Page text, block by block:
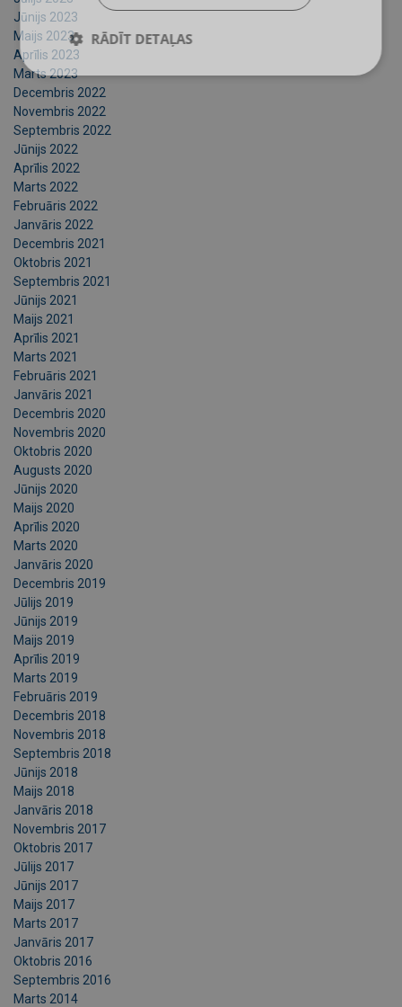
Jūnijs 2023
Maijs 2023
Aprīlis 2023
Marts 2023
Decembris 2022
Novembris 2022
Septembris 2022
Jūnijs 2022
Aprīlis 2022
Marts 2022
Februāris 2022
Janvāris 2022
Decembris 2021
Oktobris 2021
Septembris 2021
Jūnijs 2021
Maijs 2021
Aprīlis 2021
Marts 2021
Februāris 2021
Janvāris 2021
Decembris 2020
Novembris 2020
Oktobris 2020
Augusts 2020
Jūnijs 2020
Maijs 2020
Aprīlis 2020
Marts 2020
Janvāris 2020
Decembris 2019
Jūlijs 2019
Jūnijs 2019
Maijs 2019
Aprīlis 2019
Marts 2019
Februāris 2019
Decembris 2018
Novembris 2018
Septembris 2018
Jūnijs 2018
Maijs 2018
Janvāris 2018
Novembris 2017
Oktobris 2017
Jūlijs 2017
Jūnijs 2017
Maijs 2017
Marts 2017
Janvāris 2017
Oktobris 2016
Septembris 2016
Marts 2014
RĀDĪT DETAĻAS